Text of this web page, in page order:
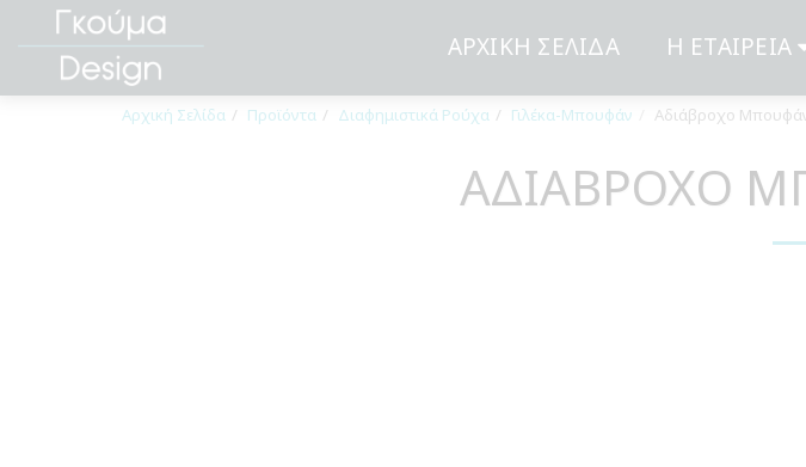
ΑΡΧΙΚΉ ΣΕΛΊΔΑ Η ΕΤΑΙΡΕΊΑ
Αρχική Σελίδα Προϊόντα Διαφημιστικά Ρούχα Γιλέκα-Μπουφάν Αδιάβροχο
ΑΔΙΆΒΡΟΧΟ